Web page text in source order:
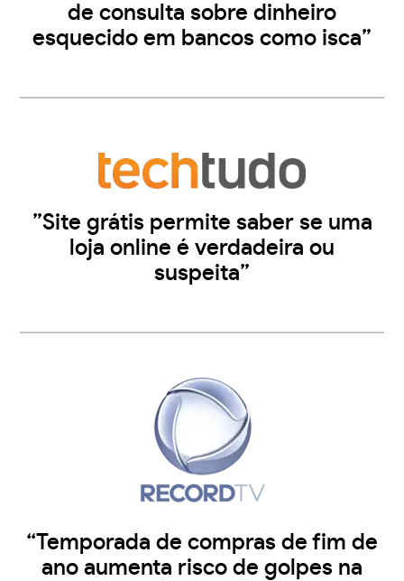
de consulta sobre dinheiro
esquecido em bancos como isca”
”Site grátis permite saber se uma
loja online é verdadeira ou
suspeita”
“Temporada de compras de fim de
ano aumenta risco de golpes na